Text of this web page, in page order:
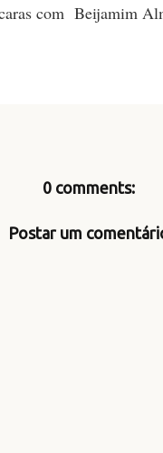
com Beijamim
0 comments:
Postar um